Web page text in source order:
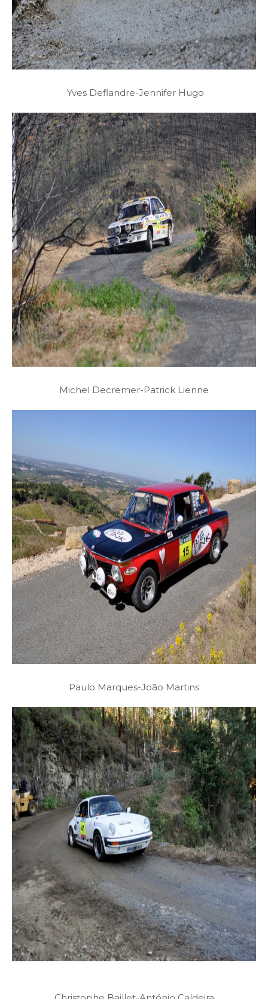
Yves Deflandre-Jennifer Hugo
Michel Decremer-Patrick Lienne
Paulo Marques-João Martins